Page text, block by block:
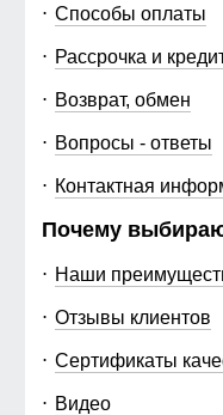
Способы оплаты
Рассрочка и
Возврат, обмен
Вопросы - ответы
Контактная
Почему
Наши
Отзывы клиентов
Сертификаты
Видео